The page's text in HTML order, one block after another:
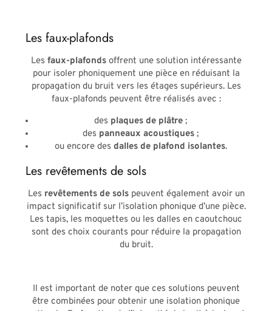
Les faux-plafonds
Les faux-plafondsoffrent une solution intéressante
pour isoler phoniquement une pièce en réduisant la
propagation du bruit vers les étages supérieurs. Les
faux-plafonds peuvent être réalisés avec :
des plaques de plâtre ;
des panneaux acoustiques ;
ou encore des dalles de plafond isolantes.
Les revêtements de sols
Les revêtements de solspeuvent également avoir un
impact significatif sur l’isolation phonique d’une pièce.
Les tapis, les moquettes ou les dalles en caoutchouc
sont des choix courants pour réduire la propagation
du bruit.
Il est important de noter que ces solutions peuvent
être combinées pour obtenir une isolation phonique